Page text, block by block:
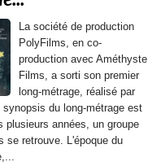
La société de production
PolyFilms, en co-
production avec Améthyste
Films, a sorti son premier
long-métrage, réalisé par
synopsis du long-métrage est
plusieurs années, un groupe
se retrouve. L'époque du